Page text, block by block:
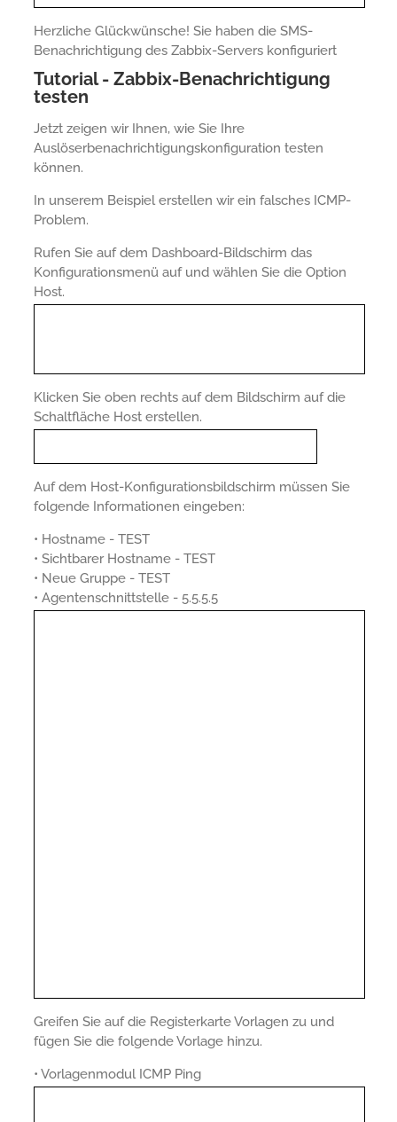
Herzliche Glückwünsche! Sie haben die SMS-
Benachrichtigung des Zabbix-Servers konfiguriert
Tutorial - Zabbix-Benachrichtigung
testen
Jetzt zeigen wir Ihnen, wie Sie Ihre
Auslöserbenachrichtigungskonfiguration testen
können.
In unserem Beispiel erstellen wir ein falsches ICMP-
Problem.
Rufen Sie auf dem Dashboard-Bildschirm das
Konfigurationsmenü auf und wählen Sie die Option
Host.
Klicken Sie oben rechts auf dem Bildschirm auf die
Schaltfläche Host erstellen.
Auf dem Host-Konfigurationsbildschirm müssen Sie
folgende Informationen eingeben:
• Hostname - TEST
• Sichtbarer Hostname - TEST
• Neue Gruppe - TEST
• Agentenschnittstelle - 5.5.5.5
Greifen Sie auf die Registerkarte Vorlagen zu und
fügen Sie die folgende Vorlage hinzu.
• Vorlagenmodul ICMP Ping